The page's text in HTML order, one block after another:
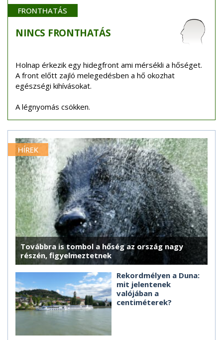
FRONTHATÁS
NINCS FRONTHATÁS
Holnap érkezik egy hidegfront ami mérsékli a hőséget.
A front előtt zajló melegedésben a hő okozhat
egészségi kihívásokat.
A légnyomás csökken.
HÍREK
Továbbra is tombol a hőség az ország nagy
részén, figyelmeztetnek
Rekordmélyen a Duna:
mit jelentenek
valójában a
centiméterek?